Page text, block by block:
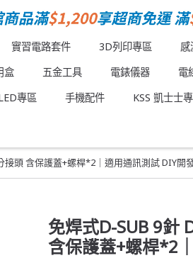
實習電路套件 3D列印專區 感
盒 五金工具 電錶儀器 電
專區 手機配件 KSS 凱士士
接頭 含保護蓋+螺桿*2｜適用通訊測試 DIY開
免焊式D-SUB 9針
含保護蓋+螺桿*2